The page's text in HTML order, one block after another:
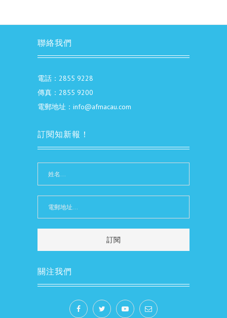
聯絡我們
電話：2855 9228
傳真：2855 9200
電郵地址：info@afmacau.com
訂閱知新報！
關注我們